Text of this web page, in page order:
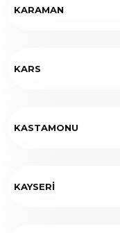
KARAMAN
KARS
KASTAMONU
KAYSERİ